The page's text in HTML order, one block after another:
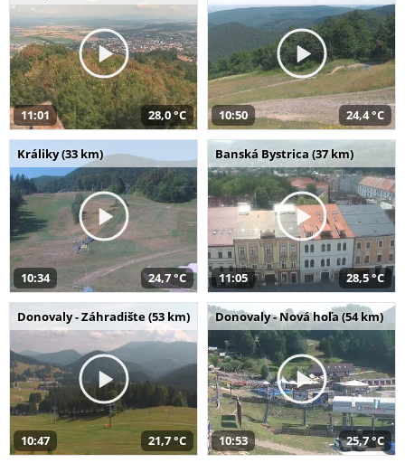
11:01 28,0 °C 10:50 24,4 °C
Králiky (33 km)
10:34 24,7 °C
Banská Bystrica (37 km)
11:05 28,5 °C
Donovaly - Záhradište (53 km)
10:47 21,7 °C
Donovaly - Nová hoľa (54 km)
10:53 25,7 °C